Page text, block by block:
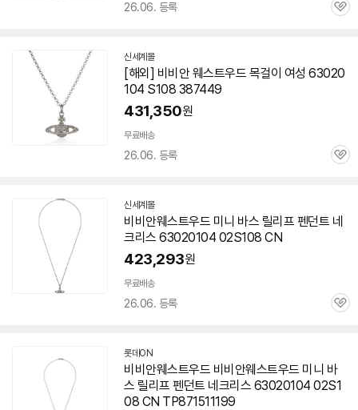
26.06. 등록
관
신세계몰
[해외] 비비안 웨스트우드 목걸이 여성 63020
104 S108 387449
431,350원
무료배송
26.06. 등록
관
신세계몰
비비안웨스트우드 미니 바스 릴리프 펜던트 네
크리스 63020104 02S108 CN
423,293원
무료배송
26.06. 등록
관
롯데ON
비비안웨스트우드 비비안웨스트우드 미니 바
스 릴리프 펜던트 네크리스 63020104 02S1
08 CN TP871511199